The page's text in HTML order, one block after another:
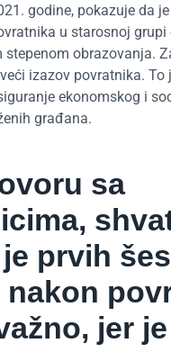
godine, pokazuje da
u starosnoj grupi
obrazovanja.
izazov povratnika. To
ekonomskog i
građana.
sa
prvih
nakon
jer